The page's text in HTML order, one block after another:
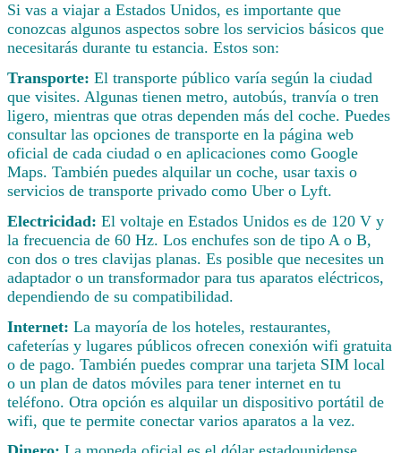
Si vas a viajar a Estados Unidos, es importante que
conozcas algunos aspectos sobre los servicios básicos que
necesitarás durante tu estancia. Estos son:
Transporte: El transporte público varía según la ciudad
que visites. Algunas tienen metro, autobús, tranvía o tren
ligero, mientras que otras dependen más del coche. Puedes
consultar las opciones de transporte en la página web
oficial de cada ciudad o en aplicaciones como Google
Maps. También puedes alquilar un coche, usar taxis o
servicios de transporte privado como Uber o Lyft.
Electricidad: El voltaje en Estados Unidos es de 120 V y
la frecuencia de 60 Hz. Los enchufes son de tipo A o B,
con dos o tres clavijas planas. Es posible que necesites un
adaptador o un transformador para tus aparatos eléctricos,
dependiendo de su compatibilidad.
Internet: La mayoría de los hoteles, restaurantes,
cafeterías y lugares públicos ofrecen conexión wifi gratuita
o de pago. También puedes comprar una tarjeta SIM local
o un plan de datos móviles para tener internet en tu
teléfono. Otra opción es alquilar un dispositivo portátil de
wifi, que te permite conectar varios aparatos a la vez.